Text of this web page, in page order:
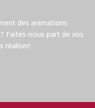
des animations
Faites-nous part de vos
réaliser!